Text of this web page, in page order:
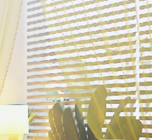
也在寻找一个真正能